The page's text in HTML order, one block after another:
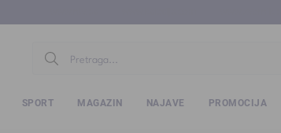
SPORT MAGAZIN NAJAVE PROMOCIJA